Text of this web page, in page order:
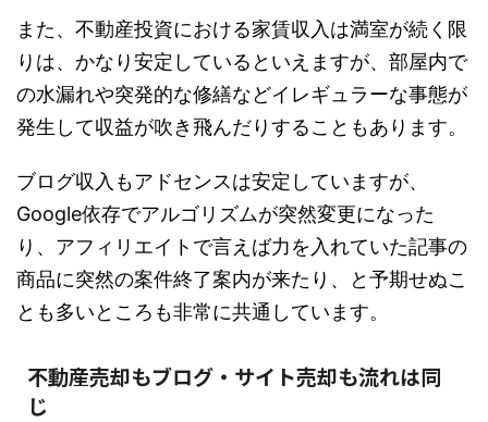
また、不動産投資における家賃収入は満室が続く限
りは、かなり安定しているといえますが、部屋内で
の水漏れや突発的な修繕などイレギュラーな事態が
発生して収益が吹き飛んだりすることもあります。
ブログ収入もアドセンスは安定していますが、
Google依存でアルゴリズムが突然変更になった
り、アフィリエイトで言えば力を入れていた記事の
商品に突然の案件終了案内が来たり、と予期せぬこ
とも多いところも非常に共通しています。
不動産売却もブログ・サイト売却も流れは同
じ